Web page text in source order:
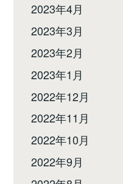
2023年4月
2023年3月
2023年2月
2023年1月
2022年12月
2022年11月
2022年10月
2022年9月